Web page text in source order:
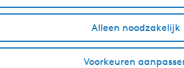
Alleen noodzakelijk
Voorkeuren